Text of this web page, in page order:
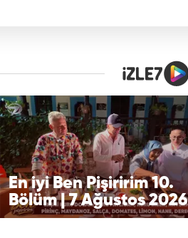
En iyi Ben Pişiririm 10.
Bölüm | 7 Ağustos 2026